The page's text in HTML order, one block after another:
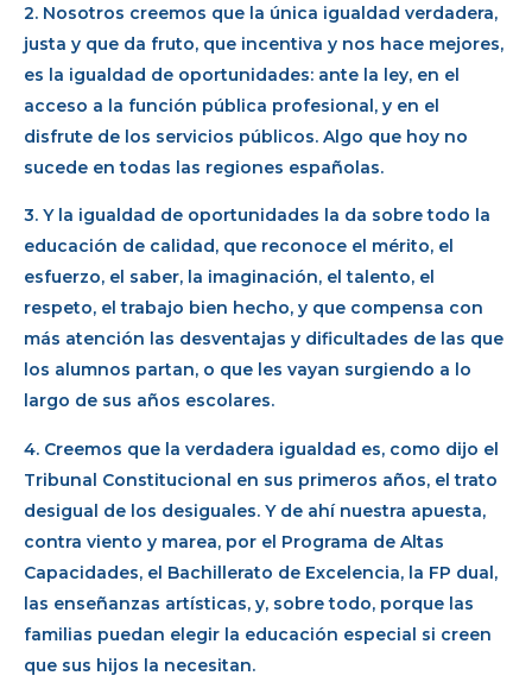
2. Nosotros creemos que la única igualdad verdadera,
justa y que da fruto, que incentiva y nos hace mejores,
es la igualdad de oportunidades: ante la ley, en el
acceso a la función pública profesional, y en el
disfrute de los servicios públicos. Algo que hoy no
sucede en todas las regiones españolas.
3. Y la igualdad de oportunidades la da sobre todo la
educación de calidad, que reconoce el mérito, el
esfuerzo, el saber, la imaginación, el talento, el
respeto, el trabajo bien hecho, y que compensa con
más atención las desventajas y dificultades de las que
los alumnos partan, o que les vayan surgiendo a lo
largo de sus años escolares.
4. Creemos que la verdadera igualdad es, como dijo el
Tribunal Constitucional en sus primeros años, el trato
desigual de los desiguales. Y de ahí nuestra apuesta,
contra viento y marea, por el Programa de Altas
Capacidades, el Bachillerato de Excelencia, la FP dual,
las enseñanzas artísticas, y, sobre todo, porque las
familias puedan elegir la educación especial si creen
que sus hijos la necesitan.